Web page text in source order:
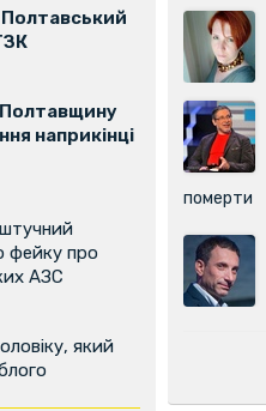
Полтавщину
наприкінці
фейку про
АЗС
який
померти